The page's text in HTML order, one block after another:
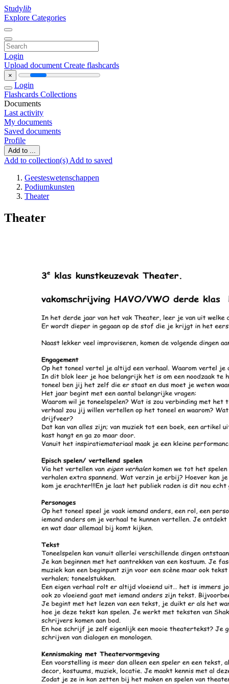
Studylib
Explore Categories
Login
Upload document Create flashcards
×
Login
Flashcards Collections
Documents
Last activity
My documents
Saved documents
Profile
Add to ...
Add to collection(s) Add to saved
Geesteswetenschappen
Podiumkunsten
Theater
Theater